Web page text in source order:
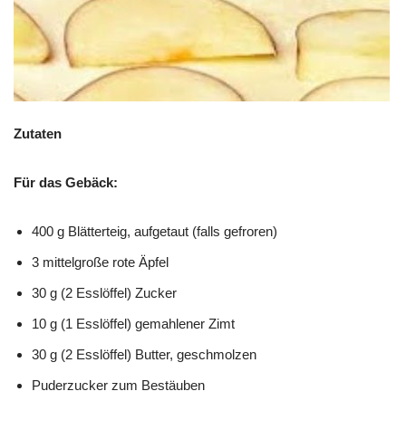
Zutaten
Für das Gebäck:
400 g Blätterteig, aufgetaut (falls gefroren)
3 mittelgroße rote Äpfel
30 g (2 Esslöffel) Zucker
10 g (1 Esslöffel) gemahlener Zimt
30 g (2 Esslöffel) Butter, geschmolzen
Puderzucker zum Bestäuben